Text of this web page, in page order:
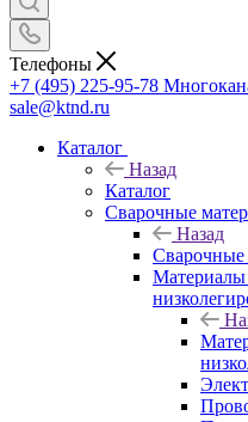
Телефоны
+7 (495) 225-95-78
sale@ktnd.ru
Каталог
Назад
Каталог
Сварочные
Назад
Сварочные
Материалы